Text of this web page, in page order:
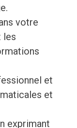
votre
les
et
et
exprimant